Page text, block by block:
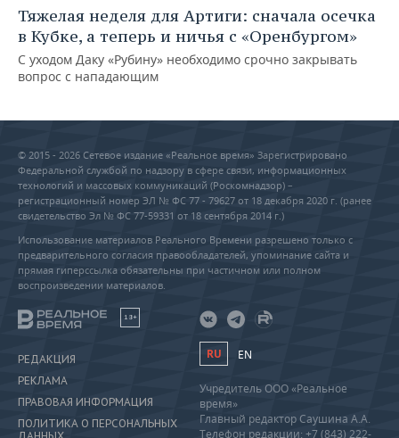
Тяжелая неделя для Артиги: сначала осечка
в Кубке, а теперь и ничья с «Оренбургом»
С уходом Даку «Рубину» необходимо срочно закрывать
вопрос с нападающим
© 2015 - 2026 Сетевое издание «Реальное время» Зарегистрировано
Федеральной службой по надзору в сфере связи, информационных
технологий и массовых коммуникаций (Роскомнадзор) –
регистрационный номер ЭЛ № ФС 77 - 79627 от 18 декабря 2020 г. (ранее
свидетельство Эл № ФС 77-59331 от 18 сентября 2014 г.)
Использование материалов Реального Времени разрешено только с
предварительного согласия правообладателей, упоминание сайта и
прямая гиперссылка обязательны при частичном или полном
воспроизведении материалов.
18+
РЕДАКЦИЯ
РЕКЛАМА
ПРАВОВАЯ ИНФОРМАЦИЯ
ПОЛИТИКА О ПЕРСОНАЛЬНЫХ
RU EN
Учредитель ООО «Реальное
время»
Главный редактор Саушина А.А.
Телефон редакции: +7 (843) 222-